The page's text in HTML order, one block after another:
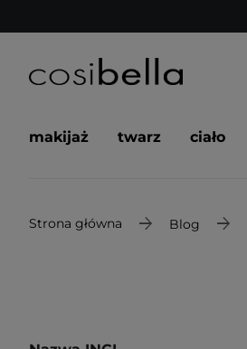
makijaż twarz ciało
Strona główna Blog